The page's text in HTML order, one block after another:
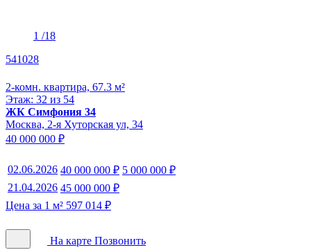
1 /18
541028
2-комн. квартира, 67.3 м²
Этаж: 32 из 54
ЖК Симфония 34
Москва, 2-я Хуторская ул, 34
40 000 000 ₽
02.06.2026 40 000 000 ₽ 5 000 000 ₽
21.04.2026 45 000 000 ₽
Цена за 1 м² 597 014 ₽
На карте Позвонить